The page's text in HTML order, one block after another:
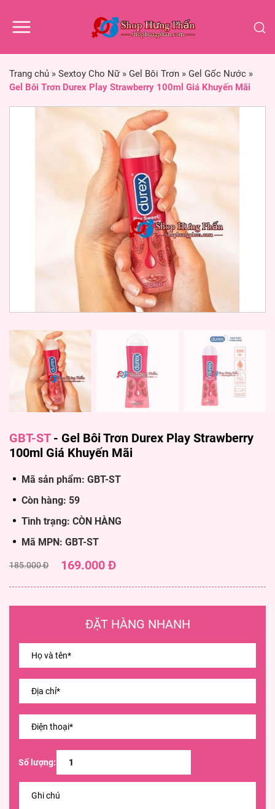
Trang chủ » Sextoy Cho Nữ» Gel Bôi Trơn » Gel Gốc Nước »
Gel Bôi Trơn Durex Play Strawberry 100ml Giá Khuyến Mãi
GBT-ST - Gel Bôi Trơn Durex Play Strawberry
100ml Giá Khuyến Mãi
Mã sản phẩm: GBT-ST
Còn hàng: 59
Tình trạng: CÒN HÀNG
Mã MPN: GBT-ST
185.000 Đ 169.000 Đ
ĐẶT HÀNG NHANH
Số lượng: